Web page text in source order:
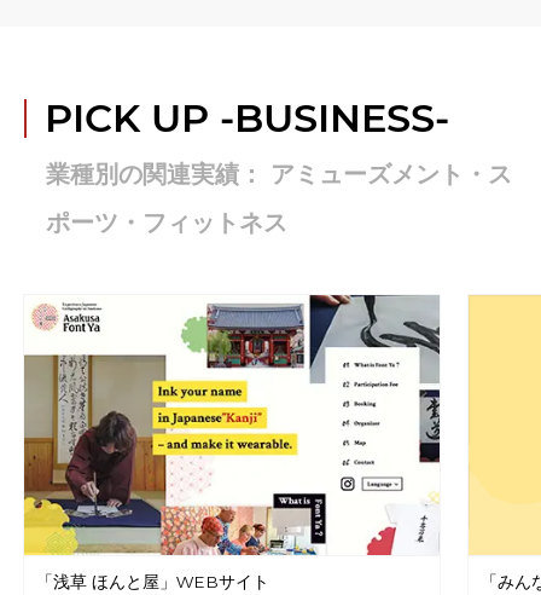
PICK UP -BUSINESS-
業種別の関連実績： アミューズメント・ス
ポーツ・フィットネス
「浅草 ほんと屋」WEBサイト
「み